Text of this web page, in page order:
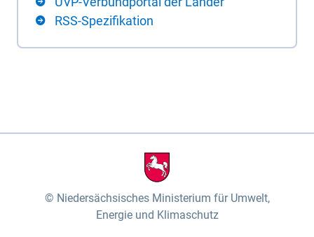
RSS-Spezifikation
Niedersächsisches Ministerium für Umwelt,
Energie und Klimaschutz